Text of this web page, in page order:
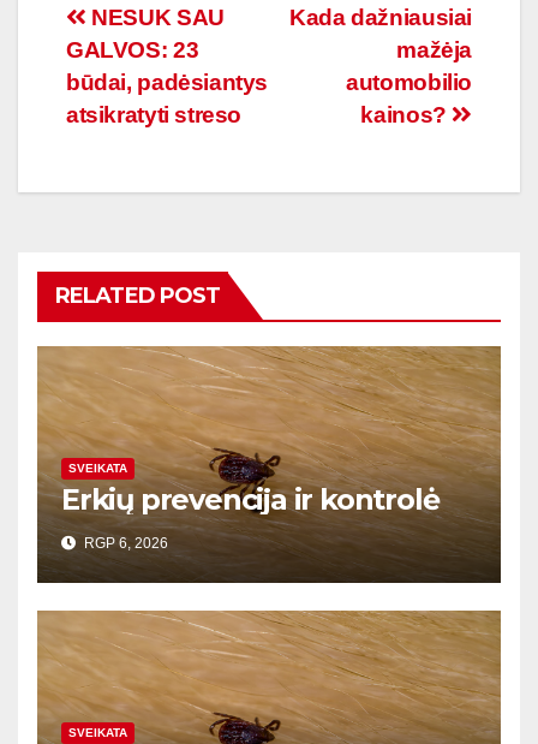
Navigacija
tarp
įrašų
Kada dažniausiai
mažėja
automobilio
kainos?
NESUK SAU
GALVOS: 23
būdai, padėsiantys
atsikratyti streso
RELATED POST
SVEIKATA
Erkių prevencija ir kontrolė
RGP 6, 2026
SVEIKATA